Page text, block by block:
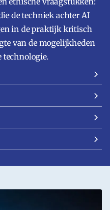
Zoek
de techniek achter AI
in de praktijk kritisch
van de mogelijkheden
technologie.